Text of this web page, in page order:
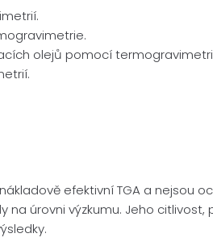
olejů pomocí
efektivní TGA a
úrovni výzkumu. Jeho